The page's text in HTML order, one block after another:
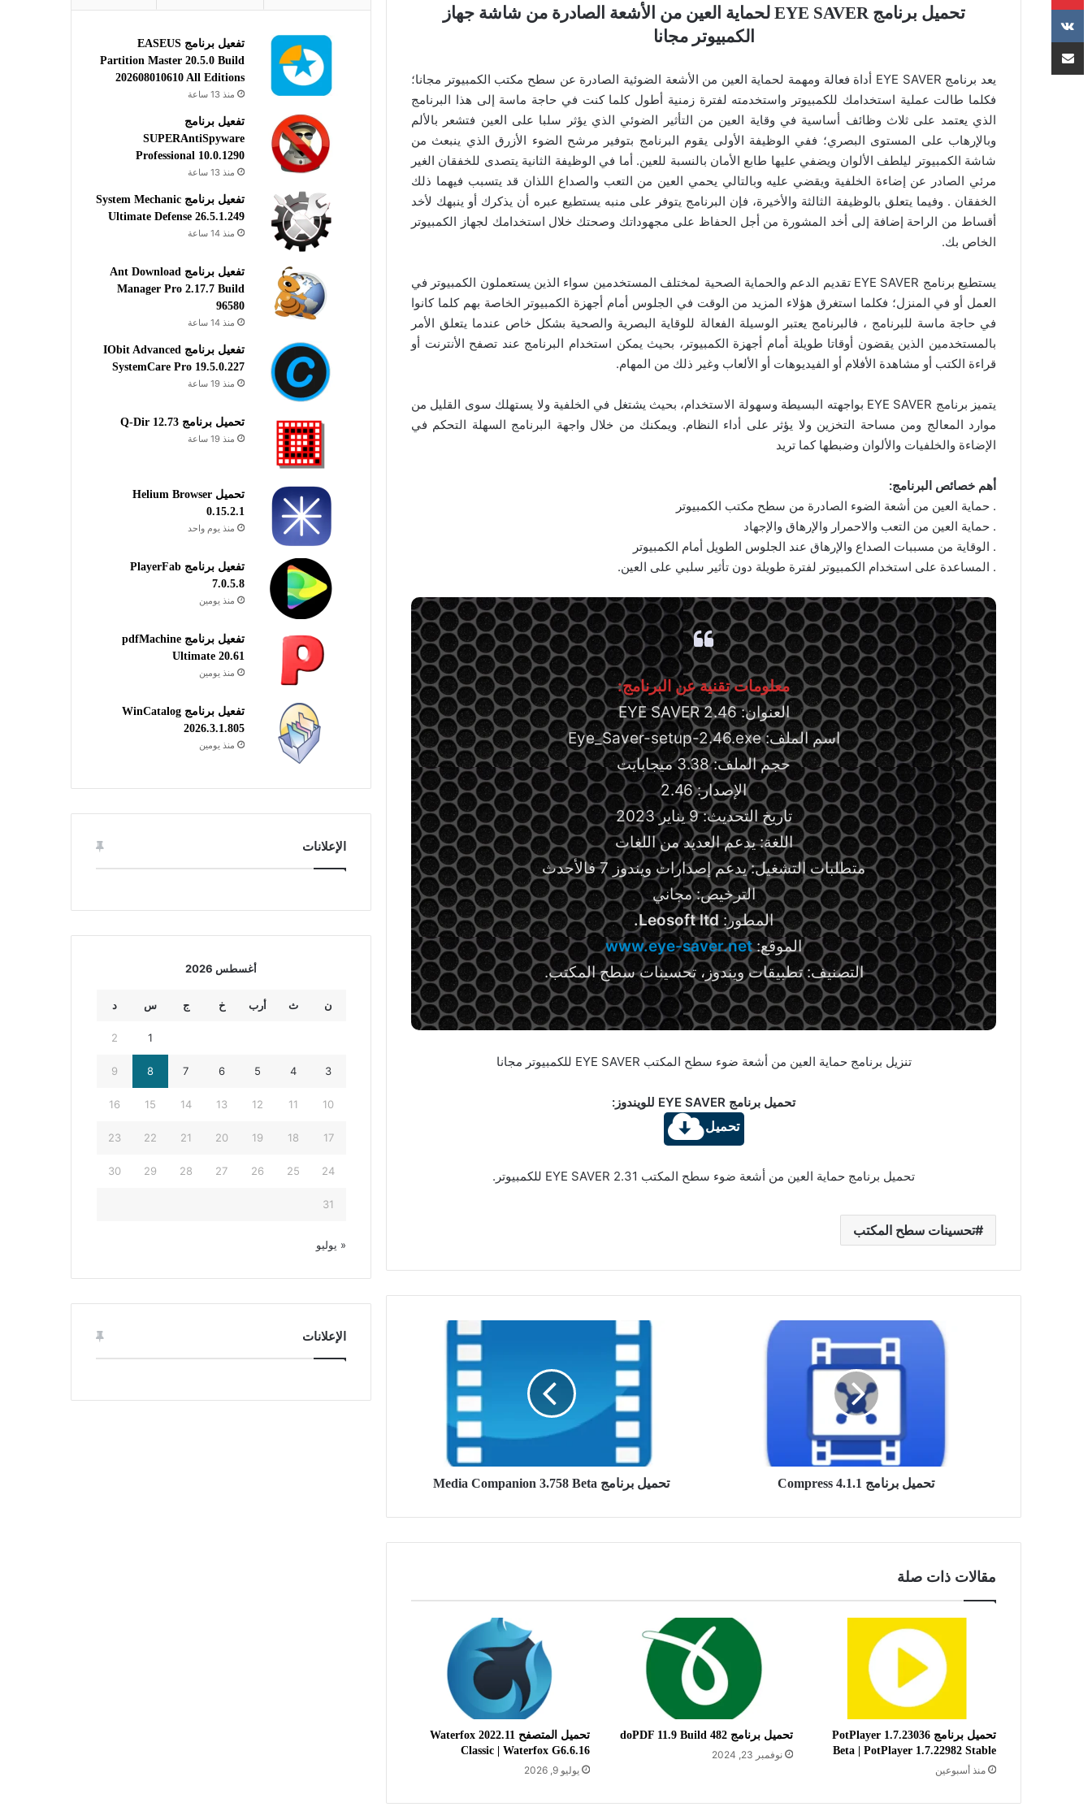
تحميل برنامج EYE SAVER لحماية العين من الأشعة الصادرة من شاشة جهاز
الكمبيوتر مجانا
يعد برنامج EYE SAVER أداة فعالة ومهمة لحماية العين من الأشعة الضوئية الصادرة عن سطح مكتب الكمبيوتر مجانا؛
فكلما طالت عملية استخدامك للكمبيوتر واستخدمته لفترة زمنية أطول كلما كنت في حاجة ماسة إلى هذا البرنامج
الذي يعتمد على ثلاث وظائف أساسية في وقاية العين من التأثير الضوئي الذي يؤثر سلبا على العين فتشعر بالألم
وبالإرهاب على المستوى البصري؛ ففي الوظيفة الأولى يقوم البرنامج بتوفير مرشح الضوء الأزرق الذي ينبعث من
شاشة الكمبيوتر ليلطف الألوان ويضفي عليها طابع الأمان بالنسبة للعين. أما في الوظيفة الثانية يتصدى للخفقان الغير
مرئي الصادر عن إضاءة الخلفية ويقضي عليه وبالتالي يحمي العين من التعب والصداع اللذان قد يتسبب فيهما ذلك
الخفقان . وفيما يتعلق بالوظيفة الثالثة والأخيرة، فإن البرنامج يتوفر على منبه يستطيع عبره أن يذكرك أو ينبهك لأخد
أقساط من الراحة إضافة إلى أخد المشورة من أجل الحفاظ على مجهوداتك وصحتك خلال استخدامك لجهاز الكمبيوتر
الخاص بك.
يستطيع برنامج EYE SAVER تقديم الدعم والحماية الصحية لمختلف المستخدمين سواء الذين يستعملون الكمبيوتر في
العمل أو في المنزل؛ فكلما استغرق هؤلاء المزيد من الوقت في الجلوس أمام أجهزة الكمبيوتر الخاصة بهم كلما كانوا
في حاجة ماسة للبرنامج ، فالبرنامج يعتبر الوسيلة الفعالة للوقاية البصرية والصحية بشكل خاص عندما يتعلق الأمر
بالمستخدمين الذين يقضون أوقاتا طويلة أمام أجهزة الكمبيوتر، بحيث يمكن استخدام البرنامج عند تصفح الأنترنت أو
قراءة الكتب أو مشاهدة الأفلام أو الفيديوهات أو الألعاب وغير ذلك من المهام.
يتميز برنامج EYE SAVER بواجهته البسيطة وسهولة الاستخدام، بحيث يشتغل في الخلفية ولا يستهلك سوى القليل من
موارد المعالج ومن مساحة التخزين ولا يؤثر على أداء النظام. ويمكنك من خلال واجهة البرنامج السهلة التحكم في
الإضاءة والخلفيات والألوان وضبطها كما تريد
أهم خصائص البرنامج:
. حماية العين من أشعة الضوء الصادرة من سطح مكتب الكمبيوتر
. حماية العين من التعب والاحمرار والإرهاق والإجهاد
. الوقاية من مسببات الصداع والإرهاق عند الجلوس الطويل أمام الكمبيوتر
. المساعدة على استخدام الكمبيوتر لفترة طويلة دون تأثير سلبي على العين.
معلومات تقنية عن البرنامج:
العنوان: EYE SAVER 2.46
اسم الملف: Eye_Saver-setup-2.46.exe
حجم الملف: 3.38 ميجابايت
الإصدار: 2.46
تاريخ التحديث: 9 يناير 2023
اللغة: يدعم العديد من اللغات
متطلبات التشغيل: يدعم إصدارات ويندوز 7 فالأحدث
الترخيص: مجاني
المطور:Leosoft ltd.
الموقع:www.eye-saver.net
التصنيف: تطبيقات ويندوز، تحسينات سطح المكتب.
تنزيل برنامج حماية العين من أشعة ضوء سطح المكتب EYE SAVER للكمبيوتر مجانا
تحميل برنامج EYE SAVER للويندوز:
تحميل
تحميل برنامج حماية العين من أشعة ضوء سطح المكتب EYE SAVER 2.31 للكمبيوتر.
تحسينات سطح المكتب
تحميل برنامج Compress 4.1.1 تحميل برنامج Media Companion 3.758 Beta
مقالات ذات صلة
تحميل برنامج PotPlayer 1.7.23036
Beta | PotPlayer 1.7.22982 Stable
منذ أسبوعين
تحميل برنامج doPDF 11.9 Build 482
نوفمبر 23, 2024
تحميل المتصفح Waterfox 2022.11
Classic | Waterfox G6.6.16
يوليو 9, 2026
تفعيل برنامج EASEUS
Partition Master 20.5.0 Build
202608010610 All Editions
منذ 13 ساعة
تفعيل برنامج
SUPERAntiSpyware
Professional 10.0.1290
منذ 13 ساعة
تفعيل برنامج System Mechanic
Ultimate Defense 26.5.1.249
منذ 14 ساعة
تفعيل برنامج Ant Download
Manager Pro 2.17.7 Build
96580
منذ 14 ساعة
تفعيل برنامج IObit Advanced
SystemCare Pro 19.5.0.227
منذ 19 ساعة
تحميل برنامج Q-Dir 12.73
منذ 19 ساعة
تحميل Helium Browser
0.15.2.1
منذ يوم واحد
تفعيل برنامج PlayerFab
7.0.5.8
منذ يومين
تفعيل برنامج pdfMachine
Ultimate 20.61
منذ يومين
تفعيل برنامج WinCatalog
2026.3.1.805
منذ يومين
الإعلانات
أغسطس 2026
ن ث أرب خ ج س د
1
2
3
4
5
6
7
8
9
10
11
12
13
14
15
16
17
18
19
20
21
22
23
24
25
26
27
28
29
30
31
« يوليو
الإعلانات
مشاركة عبر البريد